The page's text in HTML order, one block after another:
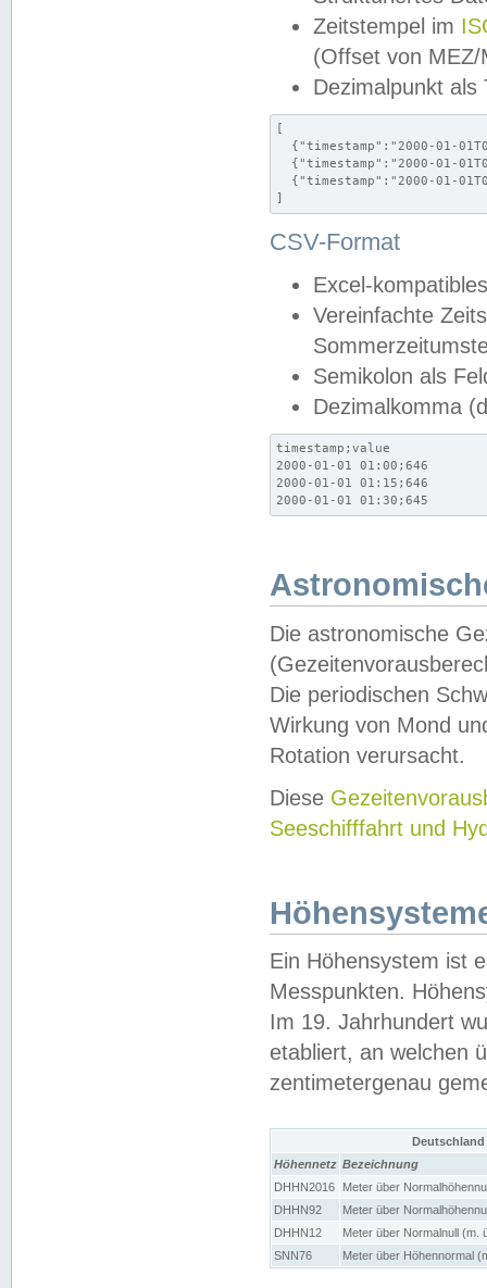
Zeitstempel im
(Offset von MEZ/
Dezimalpunkt als
[
{"timestamp":"2000-01-
{"timestamp":"2000-01-
{"timestamp":"2000-01-
]
CSV-Format
Excel-
Vereinfachte
Semikolon als
Dezimalkomma
timestamp;value
2000-01-01 01:00;646
2000-01-01 01:15;646
2000-01-01 01:30;645
Die astronomische
Die periodischen
Wirkung von Mond
Rotation verursacht.
Diese
Seeschifffahrt und
Ein Höhensystem ist
Messpunkten.
Im 19. Jahrhundert
etabliert, an welchen
zentimetergenau
Höhennetz Bezeichnung
DHHN2016
Meter über
DHHN92
Meter über
DHHN12
Meter über Normalnull (m.
SNN76
Meter über Höhennormal